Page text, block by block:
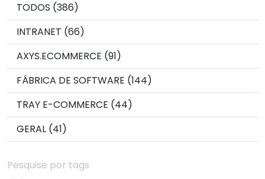
TODOS (386)
INTRANET (66)
AXYS.ECOMMERCE (91)
FÁBRICA DE SOFTWARE (144)
TRAY E-COMMERCE (44)
GERAL (41)
Pesquise por tags